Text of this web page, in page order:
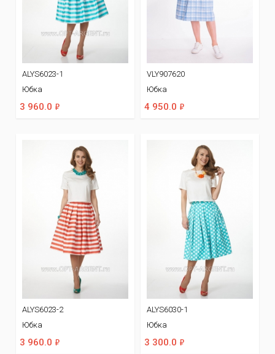
ALYS6023-1
Юбка
3 960.0 ф
VLY907620
Юбка
4 950.0 ф
ALYS6023-2
Юбка
3 960.0 ф
ALYS6030-1
Юбка
3 300.0 ф